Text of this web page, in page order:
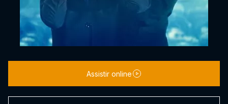
Assistir online